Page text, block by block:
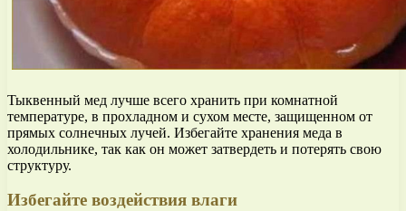
Тыквенный мед лучше всего хранить при комнатной
температуре, в прохладном и сухом месте, защищенном от
прямых солнечных лучей. Избегайте хранения меда в
холодильнике, так как он может затвердеть и потерять свою
структуру.
Избегайте воздействия влаги